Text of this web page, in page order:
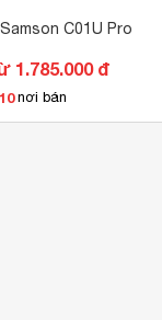
C01U Pro
1.785.000 đ
10 nơi bán